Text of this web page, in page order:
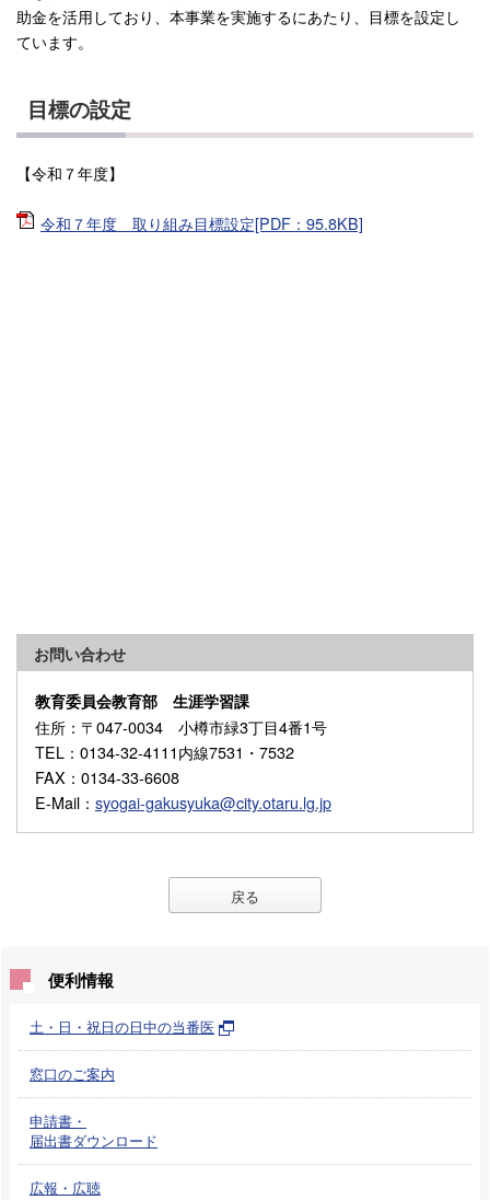
助金を活用しており、本事業を実施するにあたり、目標を設定し
ています。
目標の設定
【令和７年度】
令和７年度 取り組み目標設定[PDF：95.8KB]
お問い合わせ
教育委員会教育部 生涯学習課
住所 ：〒047-0034 小樽市緑3丁目4番1号
TEL ：0134-32-4111内線7531・7532
FAX ：0134-33-6608
E-Mail ： syogai-gakusyuka@city.otaru.lg.jp
戻る
便利情報
土・日・祝日の日中の当番医
窓口のご案内
申請書・
届出書ダウンロード
広報・広聴